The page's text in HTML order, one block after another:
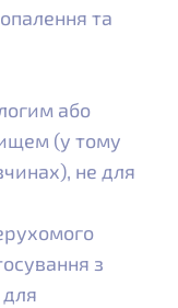
та
або
(у тому
не для
з